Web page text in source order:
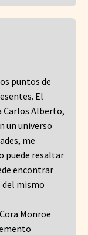
puntos de
El
Carlos Alberto,
un universo
me
puede resaltar
encontrar
mismo
Monroe